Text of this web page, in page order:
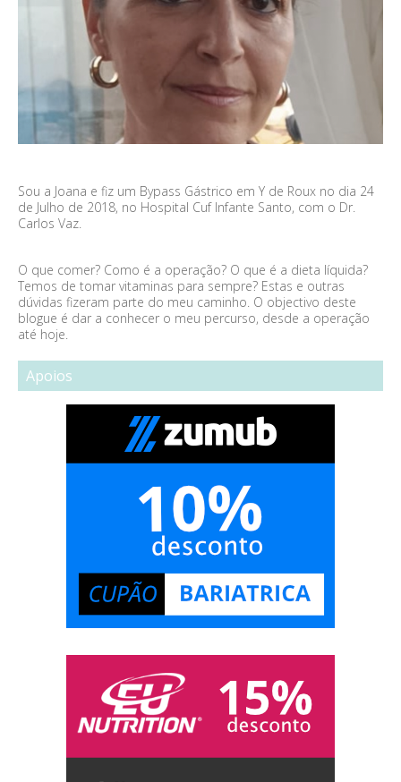
Sou a Joana e fiz um Bypass Gástrico em Y de Roux no dia 24
de Julho de 2018, no Hospital Cuf Infante Santo, com o Dr.
Carlos Vaz.
O que comer? Como é a operação? O que é a dieta líquida?
Temos de tomar vitaminas para sempre? Estas e outras
dúvidas fizeram parte do meu caminho. O objectivo deste
blogue é dar a conhecer o meu percurso, desde a operação
até hoje.
Apoios